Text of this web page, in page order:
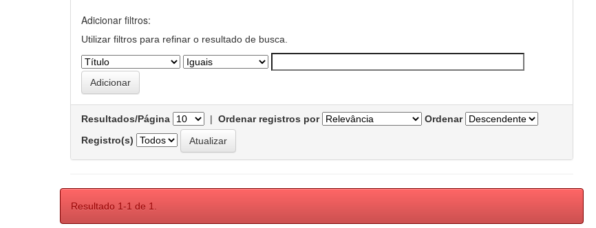
Adicionar filtros:
Utilizar filtros para refinar o resultado de busca.
Resultados/Página | Ordenar registros por
Ordenar
Registro(s)
Resultado 1-1 de 1.